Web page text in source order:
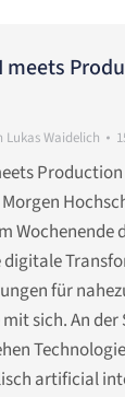
meets
Lukas Waidelich
Wochenende
digitale
für
sich. An
artificial